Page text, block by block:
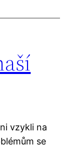
vzykli na
se